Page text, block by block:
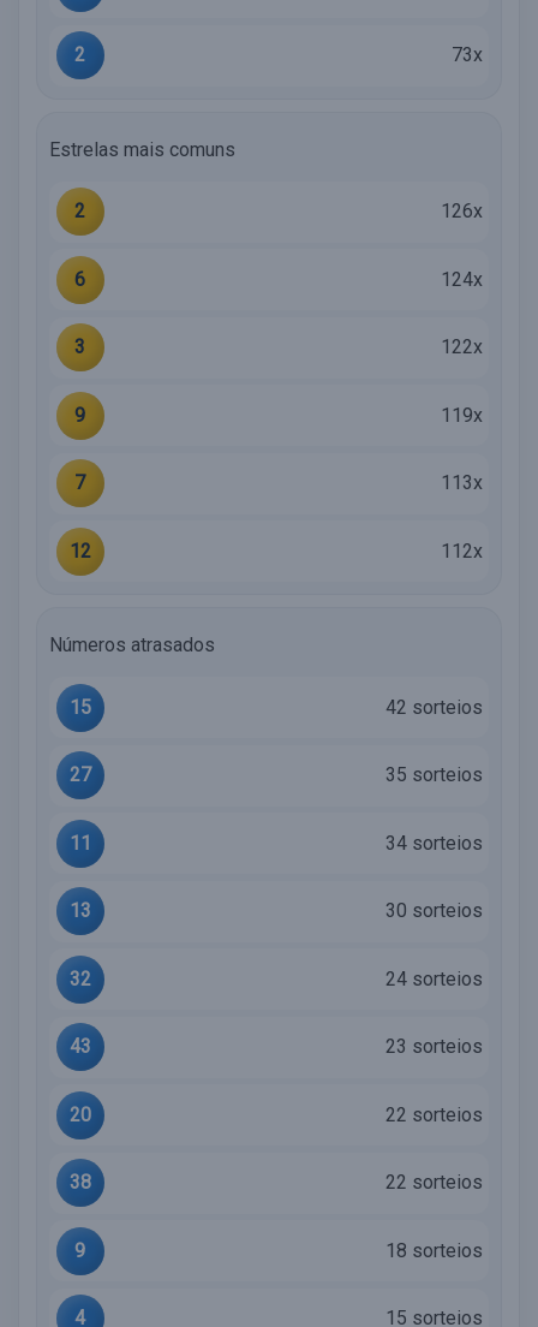
2 73x
Estrelas mais comuns
2 126x
6 124x
3 122x
9 119x
7 113x
12 112x
Números atrasados
15 42 sorteios
27 35 sorteios
11 34 sorteios
13 30 sorteios
32 24 sorteios
43 23 sorteios
20 22 sorteios
38 22 sorteios
9 18 sorteios
4 15 sorteios